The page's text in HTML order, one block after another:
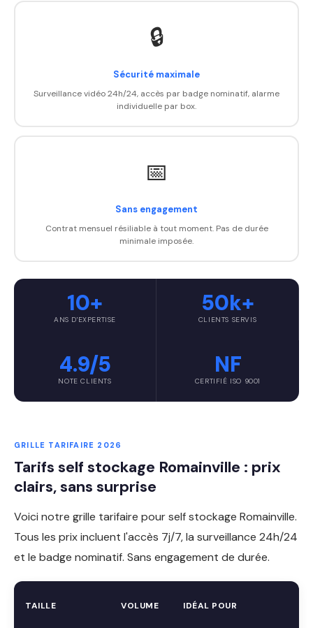
🔒
Sécurité maximale
Surveillance vidéo 24h/24, accès par badge nominatif, alarme
individuelle par box.
📅
Sans engagement
Contrat mensuel résiliable à tout moment. Pas de durée
minimale imposée.
10+
ANS D'EXPERTISE
50k+
CLIENTS SERVIS
4.9/5
NOTE CLIENTS
NF
CERTIFIÉ ISO 9001
GRILLE TARIFAIRE 2026
Tarifs self stockage Romainville : prix
clairs, sans surprise
Voici notre grille tarifaire pour self stockage Romainville.
Tous les prix incluent l'accès 7j/7, la surveillance 24h/24
et le badge nominatif. Sans engagement de durée.
TAILLE VOLUME IDÉAL POUR